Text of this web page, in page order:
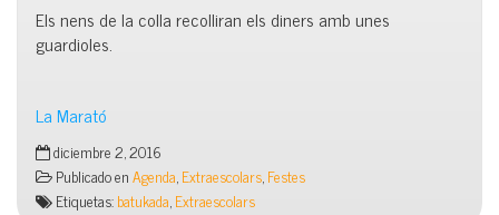
Els nens de la colla recolliran els diners amb unes
guardioles.
La Marató
diciembre 2, 2016
Publicado enAgenda,Extraescolars,Festes
Etiquetas:batukada,Extraescolars